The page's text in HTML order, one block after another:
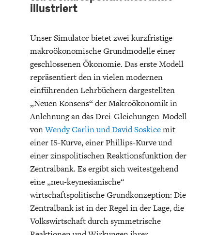
GERMANOMICS
HÖRSAAL
illustriert
Unser Simulator bietet zwei kurzfristige
makroökonomische Grundmodelle einer
geschlossenen Ökonomie. Das erste Modell
repräsentiert den in vielen modernen
einführenden Lehrbüchern dargestellten
„Neuen Konsens“ der Makroökonomik in
Anlehnung an das Drei-Gleichungen-Modell
vonWendy Carlin und David Soskicemit
einer IS-Kurve, einer Phillips-Kurve und
einer zinspolitischen Reaktionsfunktion der
Zentralbank. Es ergibt sich weitestgehend
eine „neu-keynesianische“
wirtschaftspolitische Grundkonzeption: Die
Zentralbank ist in der Regel in der Lage, die
Volkswirtschaft durch symmetrische